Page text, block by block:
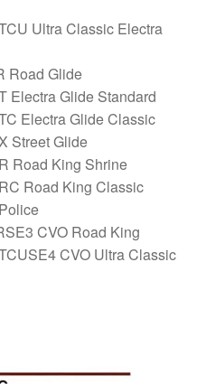
Ultra Classic Electra
Road Glide
Electra Glide Standard
Electra Glide Classic
Street Glide
Road King Shrine
Road King Classic
CVO Road King
CVO Ultra Classic